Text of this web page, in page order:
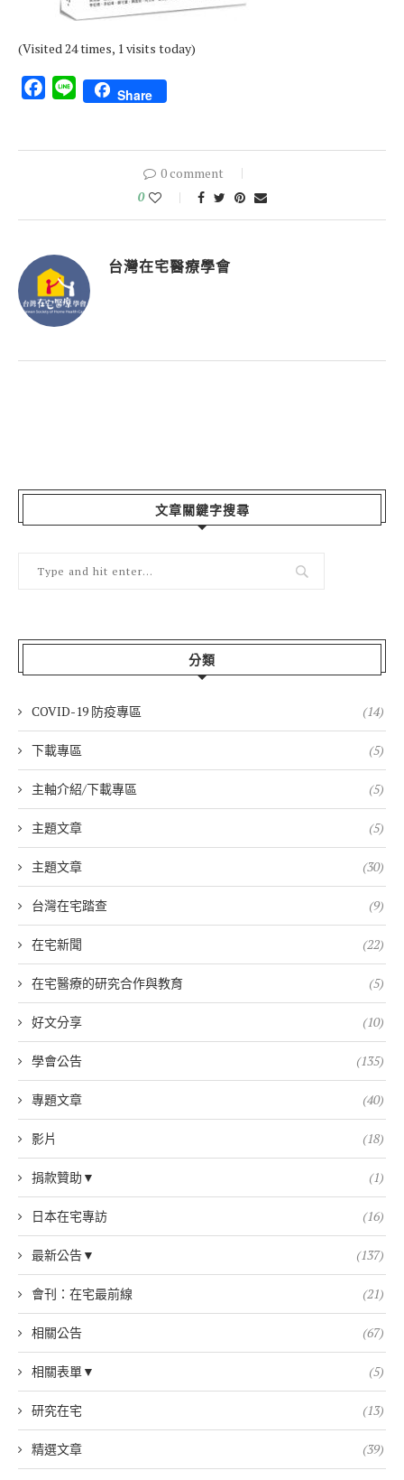
(Visited 24 times, 1 visits today)
Facebook
Line Share
0 comment
0
台灣在宅醫療學會
文章關鍵字搜尋
分類
COVID-19 防疫專區 (14)
下載專區 (5)
主軸介紹/下載專區 (5)
主題文章 (5)
主題文章 (30)
台灣在宅踏查 (9)
在宅新聞 (22)
在宅醫療的研究合作與教育 (5)
好文分享 (10)
學會公告 (135)
專題文章 (40)
影片 (18)
捐款贊助▼ (1)
日本在宅專訪 (16)
最新公告▼ (137)
會刊：在宅最前線 (21)
相關公告 (67)
相關表單▼ (5)
研究在宅 (13)
精選文章 (39)